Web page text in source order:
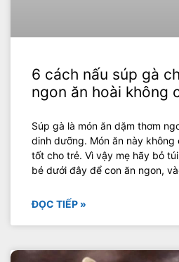
6 cách nấu súp gà
ngon ăn hoài không
Súp gà là món ăn dặm thơm
dinh dưỡng. Món ăn này không
tốt cho trẻ. Vì vậy mẹ hãy bỏ
bé dưới đây để con ăn ngon,
ĐỌC TIẾP »